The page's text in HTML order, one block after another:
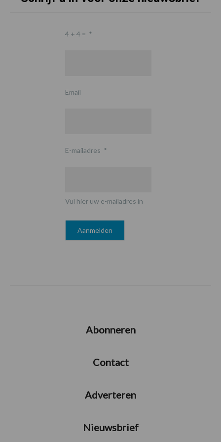
4 + 4 = *
Email
E-mailadres *
Vul hier uw e-mailadres in
Abonneren
Contact
Adverteren
Nieuwsbrief